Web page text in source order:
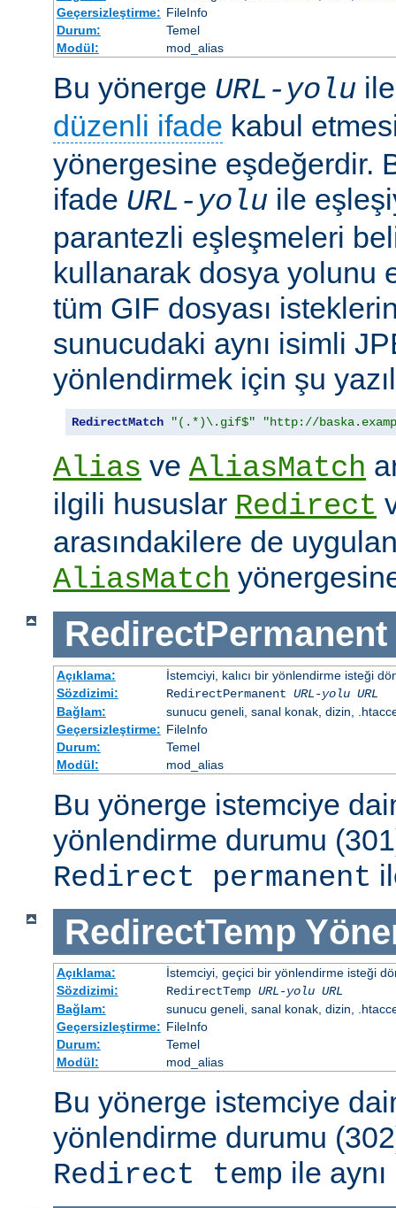
Geçersizleştirme: FileInfo
Durum:
Temel
Modül:
mod_alias
Bu yönerge URL-yolu
düzenli ifade kabul
yönergesine eşdeğerdir.
ifade URL-yolu ile
parantezli eşleşmeleri
kullanarak dosya yolunu
tüm GIF dosyası
sunucudaki aynı isimli
yönlendirmek için şu
RedirectMatch "(.*)\.gif$" "http://
Alias ve AliasMatch
ilgili hususlar Redirect
arasındakilere de
AliasMatch
RedirectPermanent
Açıklama:
İstemciyi, kalıcı bir yönlendirme isteği
Sözdizimi:
RedirectPermanent URL-yolu URL
Bağlam:
sunucu geneli, sanal konak, dizin,
Geçersizleştirme: FileInfo
Durum:
Temel
Modül:
mod_alias
Bu yönerge istemciye
yönlendirme durumu
Redirect permanent
RedirectTemp
Açıklama:
İstemciyi, geçici bir yönlendirme isteği
Sözdizimi:
RedirectTemp URL-yolu URL
Bağlam:
sunucu geneli, sanal konak, dizin,
Geçersizleştirme: FileInfo
Durum:
Temel
Modül:
mod_alias
Bu yönerge istemciye
yönlendirme durumu
Redirect temp ile